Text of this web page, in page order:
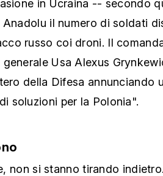
in Ucraina -- secondo
il numero di soldati
russo coi droni. Il
Usa Alexus
della Difesa annunciando
soluzioni per la Polonia".
non si stanno tirando